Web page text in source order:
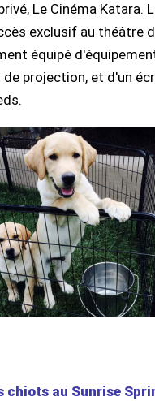
Le Cinéma Katara.
exclusif au théâtre
équipé
projection, et d'un
chiots au Sunrise